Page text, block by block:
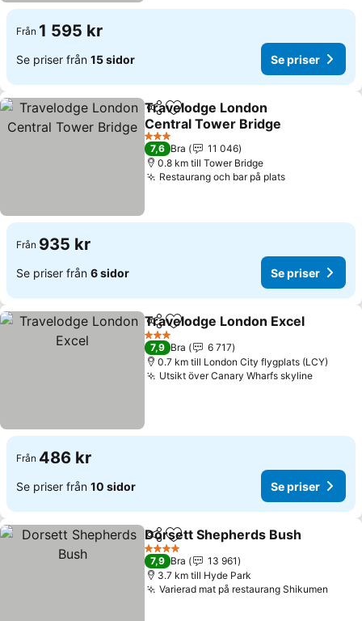
Från 1 595 kr
Se priser från 15 sidor Se priser
Dela Lägg till i Mina Favoriter
Travelodge London
Central Tower Bridge
Se priser
3 Stjärnor
7,6 Bra
11 046
0.8 km till Tower Bridge
Restaurang och bar på platsSe priser
Från 935 kr
Se priser från 6 sidor Se priser
Dela Lägg till i Mina Favoriter
Travelodge London Excel
3 Stjärnor
7,9 Bra
6 717
0.7 km till London City flygplats (LCY)
Utsikt över Canary Wharfs skylineSe
Från 486 kr
Se priser från 10 sidor Se priser
Dela Lägg till i Mina Favoriter
Dorsett Shepherds Bush
4 Stjärnor
7,9 Bra
13 961
3.7 km till Hyde Park
Varierad mat på restaurang Shikumen